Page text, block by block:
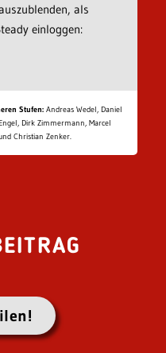
als
einloggen:
Stufen: Andreas Wedel, Daniel
Dirk Zimmermann, Marcel
Christian Zenker.